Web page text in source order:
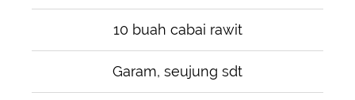
10 buah cabai rawit
Garam, seujung sdt